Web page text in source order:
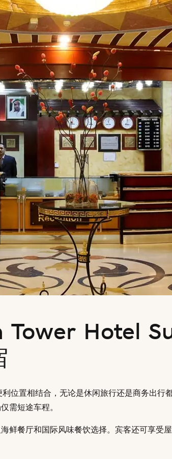
Tower Hotel
位置相结合，无论是休闲旅行还是商务出行
需短途车程。
鲜餐厅和国际风味餐饮选择。宾客还可享受